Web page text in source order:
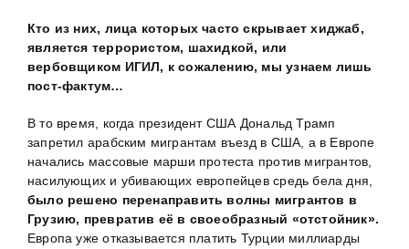
Кто из них, лица которых часто скрывает хиджаб,
является террористом, шахидкой, или
вербовщиком ИГИЛ, к сожалению, мы узнаем лишь
пост-фактум…
В то время, когда президент США Дональд Трамп
запретил арабским мигрантам въезд в США, а в Европе
начались массовые марши протеста против мигрантов,
насилующих и убивающих европейцев средь бела дня,
было решено перенаправить волны мигрантов в
Грузию, превратив её в своеобразный «отстойник».
Европа уже отказывается платить Турции миллиарды